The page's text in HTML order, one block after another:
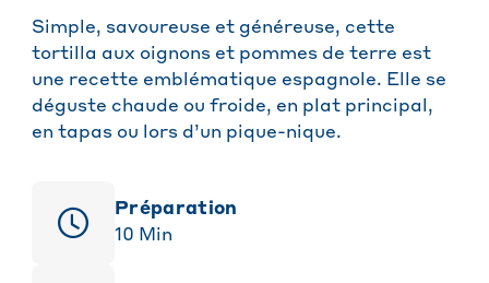
Simple, savoureuse et généreuse, cette
tortilla aux oignons et pommes de terre est
une recette emblématique espagnole. Elle se
déguste chaude ou froide, en plat principal,
en tapas ou lors d’un pique-nique.
Préparation
10 Min